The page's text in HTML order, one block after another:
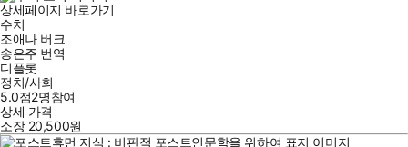
상세페이지 바로가기
수치
조애나 버크
송은주 번역
디플롯
정치/사회
5.0점2명참여
상세 가격
소장 20,500원